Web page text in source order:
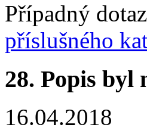
Případný
příslušného
28. Popis byl
16.04.2018